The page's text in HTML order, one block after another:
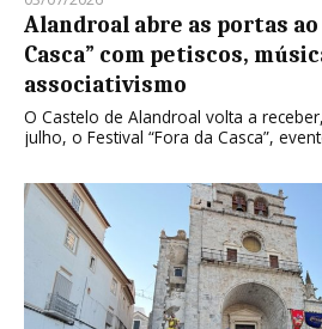
Alandroal abre as portas ao
Casca” com petiscos,
associativismo
O Castelo de Alandroal volta a
julho, o Festival “Fora da Casca”,